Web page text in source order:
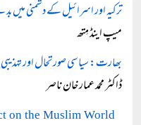
ترکیہ اور اسرائیل کے دشمنی میں
میپ اینڈ مِتھ
بھارت: سیاسی صورتحال اور
ڈاکٹر محمد عمار خان ناصر
on the Muslim World